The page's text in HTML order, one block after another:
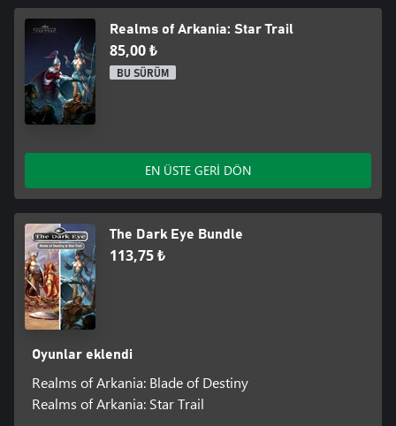
Realms of Arkania: Star Trail
85,00 ₺
BU SÜRÜM
EN ÜSTE GERİ DÖN
The Dark Eye Bundle
113,75 ₺
Oyunlar eklendi
Realms of Arkania: Blade of Destiny
Realms of Arkania: Star Trail